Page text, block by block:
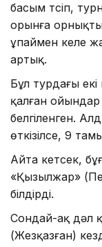
басым түсіп,
орынға
ұпаймен келе
артық.
Бұл турдағы
қалған ойындар
белгіленген.
өткізілсе, 9
Айта кетсек,
«Қызылжар»
білдірді.
Сондай-ақ дәл
(Жезқазған)